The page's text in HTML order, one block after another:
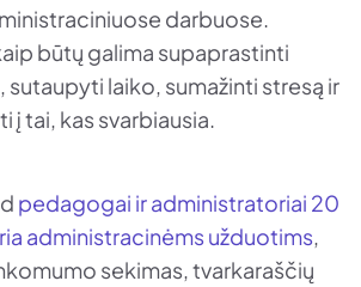
darbuose.
būtų galima supaprastinti
sutaupyti laiko, sumažinti stresą ir
į tai, kas svarbiausia.
pedagogai ir administratoriai 20
administracinėms užduotims,
sekimas, tvarkaraščių